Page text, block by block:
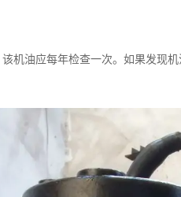
油应每年检查一次。如果发现机